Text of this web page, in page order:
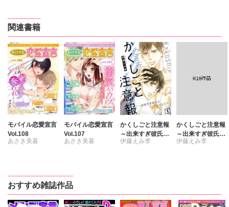
関連書籍
モバイル恋愛宣言
Vol.108
あさき美暮
真田ハイジ
相田早智子
天瀬ひめこ
モバイル恋愛宣言
Vol.107
あさき美暮
伊藤えみ李
相田早智子
天瀬ひめこ
かくしごと注意報
～出来すぎ彼氏の
あるヒミツ
伊藤えみ李
かくしごと注意報
～出来すぎ彼氏の
あるヒミツ【R18
伊藤えみ李
おすすめ雑誌作品